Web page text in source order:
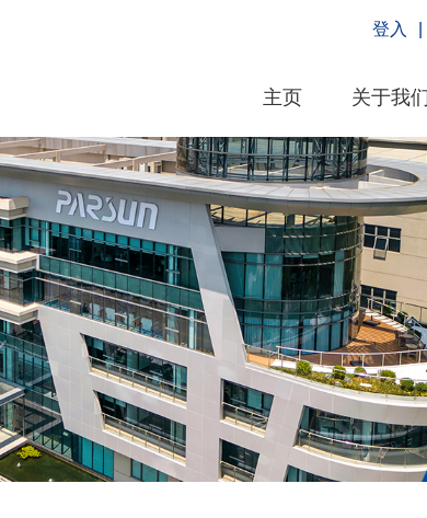
登入
主页 关于我们